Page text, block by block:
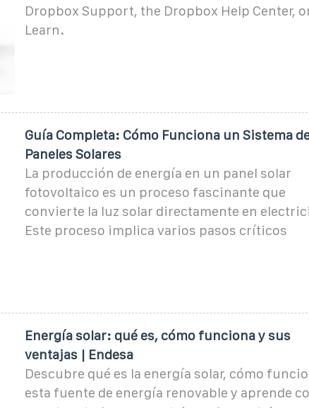
Dropbox Support, the Dropbox Help Center,
Learn.
Guía Completa: Cómo Funciona un Sistema
Paneles Solares
La producción de energía en un panel solar
fotovoltaico es un proceso fascinante que
convierte la luz solar directamente en
Este proceso implica varios pasos críticos
Energía solar: qué es, cómo funciona y sus
ventajas | Endesa
Descubre qué es la energía solar, cómo
esta fuente de energía renovable y aprende